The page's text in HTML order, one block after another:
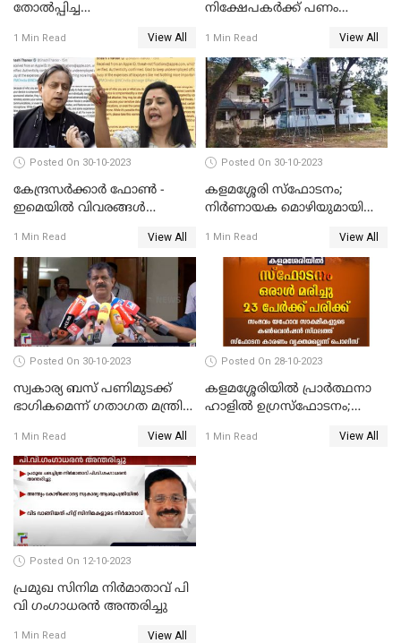
തോല്‍പ്പിച്ച
അറുപത്തി ആറ്‌ അമ്മമാരുടെ
അരങ്ങേറ്റം
1 Min Read View All
നിക്ഷേപകർക്ക് പണം
നിബന്ധനകൾ അറിയാം
1 Min Read View All
Posted On 30-10-2023
കേന്ദ്രസര്‍ക്കാര്‍ ഫോണ്‍ -
ഇമെയില്‍ വിവരങ്ങള്‍
പ്രതിപക്ഷ നേതാക്കള്‍
1 Min Read View All
Posted On 30-10-2023
കളമശ്ശേരി സ്ഫോടനം;
നിർണായക മൊഴിയുമായി
കോൾ വിവരങ്ങൾ തേടി
പൊലീസ്
1 Min Read View All
Posted On 30-10-2023
സ്വകാര്യ ബസ് പണിമുടക്ക്
ഭാഗികമെന്ന് ഗതാഗത മന്ത്രി
1 Min Read View All
Posted On 28-10-2023
കളമശ്ശേരിയിൽ പ്രാർത്ഥനാ
ഹാളിൽ ഉഗ്രസ്‌ഫോടനം;
പേരുടെ നില ഗുരുതരം
1 Min Read View All
Posted On 12-10-2023
പ്രമുഖ സിനിമ നിർമാതാവ് പി
വി ഗംഗാധരൻ അന്തരിച്ചു
1 Min Read View All